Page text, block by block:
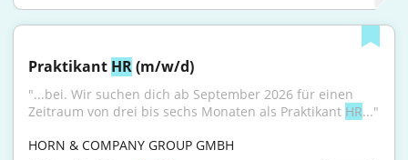
Praktikant HR (m/w/d)
"...bei. Wir suchen dich ab September 2026 für einen
Zeitraum von drei bis sechs Monaten als Praktikant HR..."
HORN & COMPANY GROUP GMBH